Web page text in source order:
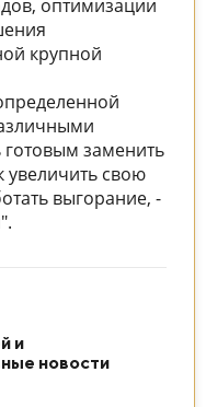
оптимизации
крупной
заменить
увеличить свою
выгорание, -
и
новости